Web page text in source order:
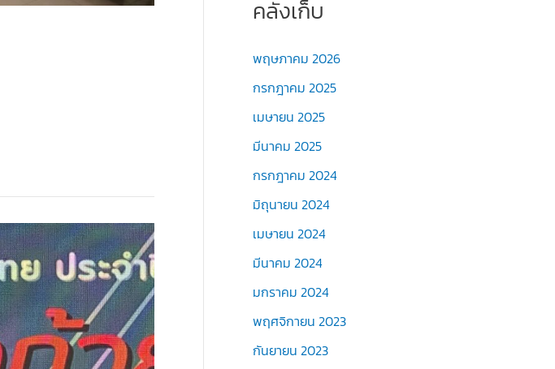
คลังเก็บ
พฤษภาคม 2026
กรกฎาคม 2025
เมษายน 2025
มีนาคม 2025
กรกฎาคม 2024
มิถุนายน 2024
เมษายน 2024
มีนาคม 2024
มกราคม 2024
พฤศจิกายน 2023
กันยายน 2023